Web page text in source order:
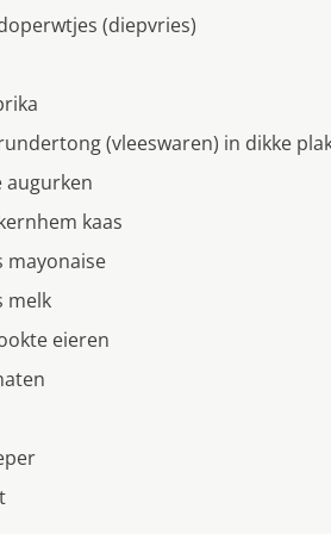
(diepvries)
(vleeswaren) in dikke
augurken
kaas
mayonaise
melk
eieren